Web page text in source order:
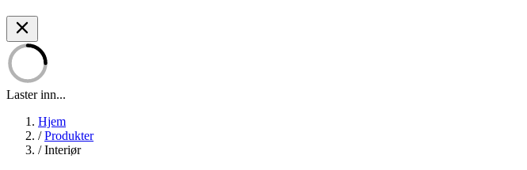
Laster inn...
Hjem
/ Produkter
/ Interiør